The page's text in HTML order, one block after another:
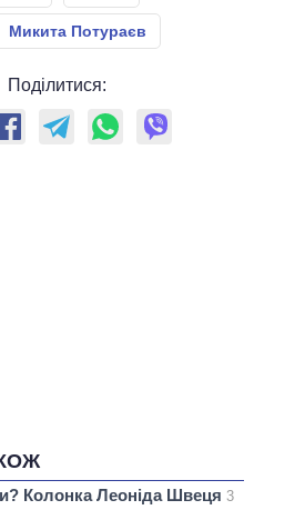
Микита Потураєв
Поділитися:
Колонка Леоніда Швеця 3